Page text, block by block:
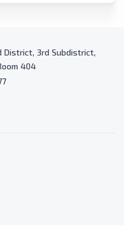
District, 3rd Subdistrict,
404